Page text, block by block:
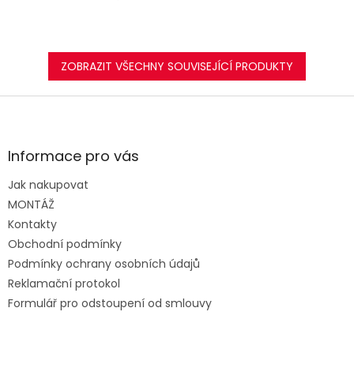
ZOBRAZIT VŠECHNY SOUVISEJÍCÍ PRODUKTY
Z
aInformace pro vás
Jak nakupovat
MONTÁŽ
Kontakty
Obchodní podmínky
Podmínky ochrany osobních údajů
Reklamační protokol
Formulář pro odstoupení od smlouvy